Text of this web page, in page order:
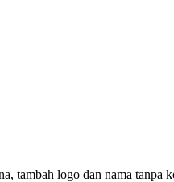
tambah logo dan nama tanpa